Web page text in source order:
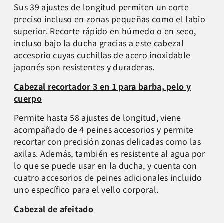
Sus 39 ajustes de longitud permiten un corte
preciso incluso en zonas pequeñas como el labio
superior. Recorte rápido en húmedo o en seco,
incluso bajo la ducha gracias a este cabezal
accesorio cuyas cuchillas de acero inoxidable
japonés son resistentes y duraderas.
Cabezal recortador 3 en 1 para barba, pelo y
cuerpo
Permite hasta 58 ajustes de longitud, viene
acompañado de 4 peines accesorios y permite
recortar con precisión zonas delicadas como las
axilas. Además, también es resistente al agua por
lo que se puede usar en la ducha, y cuenta con
cuatro accesorios de peines adicionales incluido
uno específico para el vello corporal.
Cabezal de afeitado